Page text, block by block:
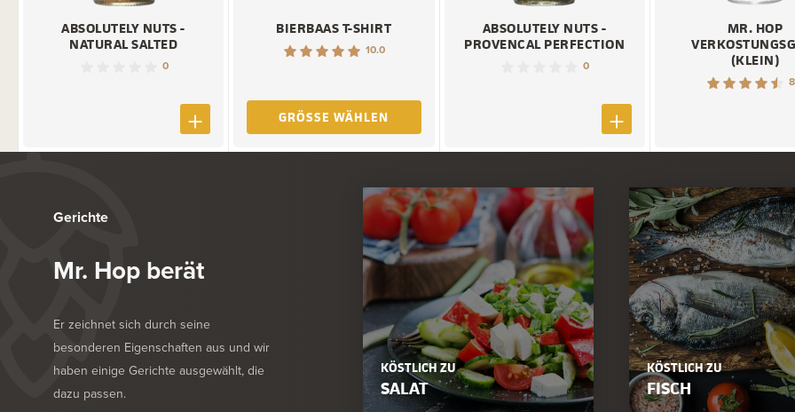
ABSOLUTELY NUTS -
NATURAL SALTED
0
BIERBAAS T-SHIRT
10.0
GRÖSSE WÄHLEN
ABSOLUTELY NUTS -
PROVENCAL PERFECTION
0
MR. HOP
(KLEIN)
Gerichte
Mr. Hop berät
Er zeichnet sich durch seine
besonderen Eigenschaften aus und wir
haben einige Gerichte ausgewählt, die
dazu passen.
KÖSTLICH ZU
SALAT
KÖSTLICH ZU
FISCH